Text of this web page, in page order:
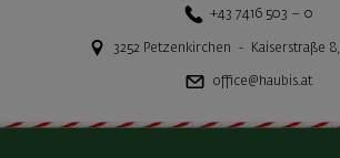
+43 7416 503 – 0
3252 Petzenkirchen - Kaiserstraße 8,
office@haubis.at